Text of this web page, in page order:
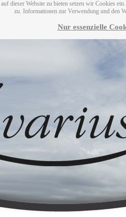
dieser Website zu bieten setzen wir Cookies
zu. Informationen zur Verwendung und den
Nur essenzielle